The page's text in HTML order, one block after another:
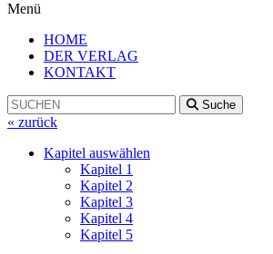
Menü
HOME
DER VERLAG
KONTAKT
Suche
« zurück
Kapitel auswählen
Kapitel 1
Kapitel 2
Kapitel 3
Kapitel 4
Kapitel 5